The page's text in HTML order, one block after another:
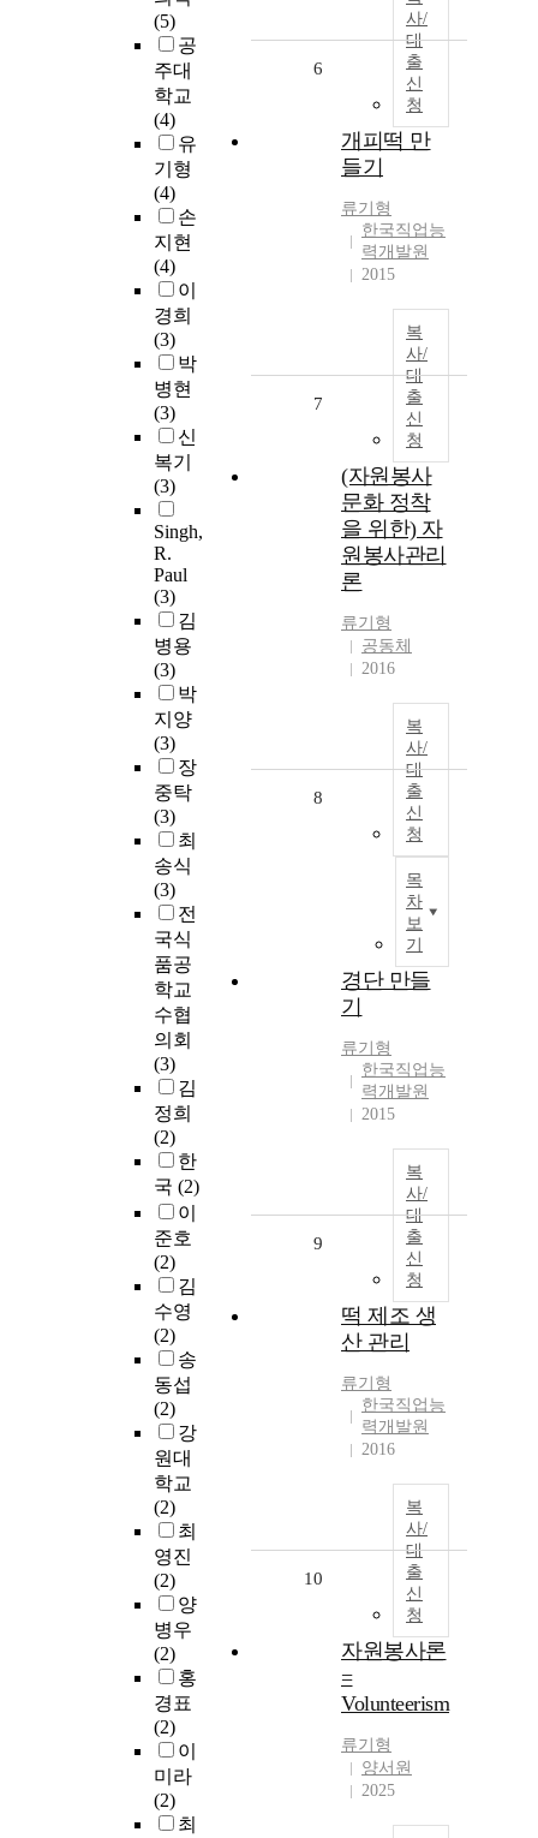
(5)
공
주대
학교
(4)
유
기형
(4)
손
지현
(4)
이
경희
(3)
박
병현
(3)
신
복기
(3)
Singh,
R.
Paul
(3)
김
병용
(3)
박
지양
(3)
장
중탁
(3)
최
송식
(3)
전
국식
품공
학교
수협
의회
(3)
김
정희
(2)
한
국 (2)
이
준호
(2)
김
수영
(2)
송
동섭
(2)
강
원대
학교
(2)
최
영진
(2)
양
병우
(2)
홍
경표
(2)
이
미라
(2)
최
사/
대
출
신
청
6
개피떡 만
들기
류기형
한국직업능
력개발원
2015
복
사/
대
출
신
청
7
(자원봉사
문화 정착
을 위한) 자
원봉사관리
론
류기형
공동체
2016
복
사/
대
출
신
청
목
차
보
기
8
경단 만들
기
류기형
한국직업능
력개발원
2015
복
사/
대
출
신
청
9
떡 제조 생
산 관리
류기형
한국직업능
력개발원
2016
복
사/
대
출
신
청
10
자원봉사론
=
Volunteerism
류기형
양서원
2025